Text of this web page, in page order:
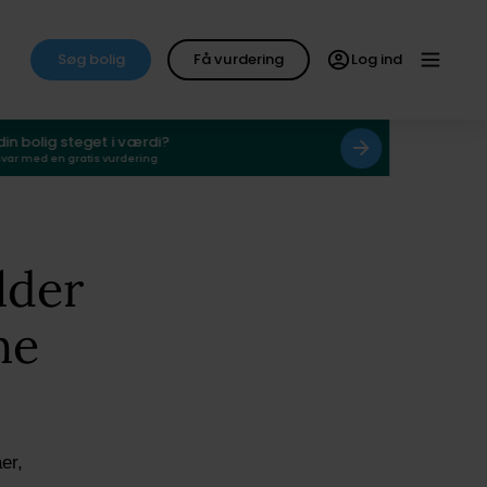
Søg bolig Få vurdering Log ind
bolig steget i værdi?
med en gratis vurdering